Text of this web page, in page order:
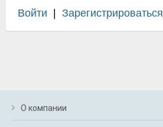
Войти Зарегистрироваться
О компании